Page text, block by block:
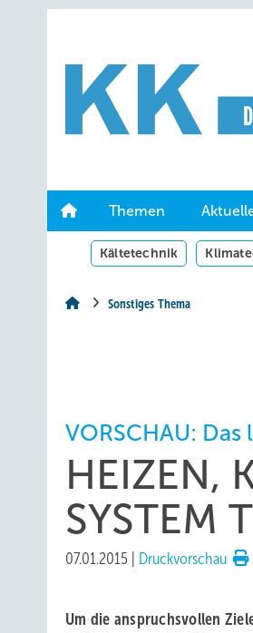
Hauptinhalt
Hauptmenü
Themen
Kältetechnik
Sonstiges Thema
VORSCHAU:
HEIZEN,
SYSTEM
07.01.2015 Druckvorschau
Um die anspruchsvollen